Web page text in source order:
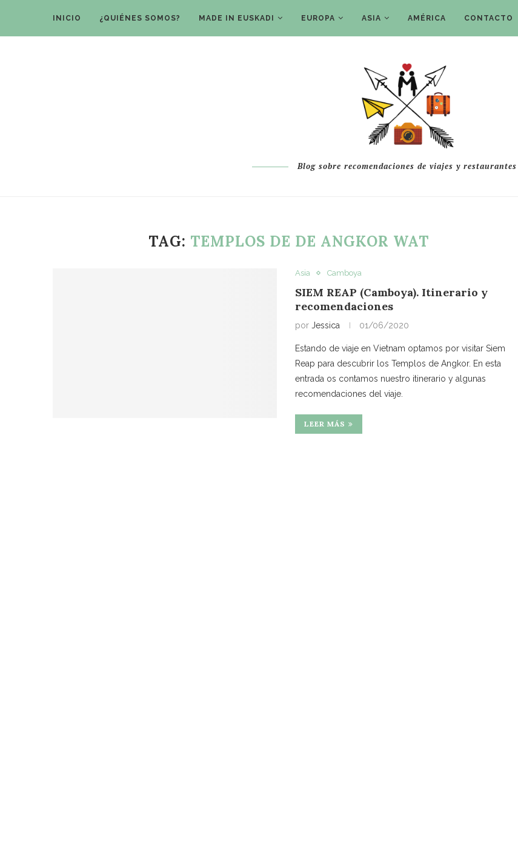
INICIO ¿QUIÉNES SOMOS? MADE IN EUSKADI EUROPA ASIA AMÉRICA CONTACTO
Blog sobre recomendaciones de viajes y restaurantes
TAG: TEMPLOS DE DE ANGKOR WAT
Asia Camboya
SIEM REAP (Camboya). Itinerario y
recomendaciones
por Jessica 01/06/2020
Estando de viaje en Vietnam optamos por visitar Siem
Reap para descubrir los Templos de Angkor. En esta
entrada os contamos nuestro itinerario y algunas
recomendaciones del viaje.
LEER MÁS